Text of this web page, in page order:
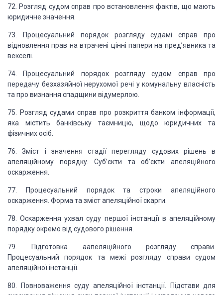
72. Розгляд судом справ про встановлення фактів, що мають
юридичне значення.
73. Процесуальний порядокрозгляду судамі справ про
відновлення прав на втрачені цінні папери на пред’явника та
векселі.
74. Процесуальний порядокрозгляду судом справ про
передачу безхазяйної нерухомої речі у комунальну власність
та про визнання спадщини відумерлою.
75. Розгляд судами справ про розкриття банком інформації,
яка містить банківську таємницю, щодо юридичних та
фізичних осіб.
76. Зміст і значення стадії перегляду судових рішень в
апеляційному порядку. Суб’єкти та об’єкти апеляційного
оскарження.
77. Процесуальний порядокта строки апеляційного
оскарження. Форма та зміст апеляційної скарги.
78. Оскарження ухвал суду першої інстанції в апеляційному
порядку окремо від судового рішення.
79. Підготовка аапеляційного розгляду справи.
Процесуальний порядок та межі розгляду справи судом
апеляційноїінстанції.
80. Повноваження суду апеляційноїінстанції. Підстави для